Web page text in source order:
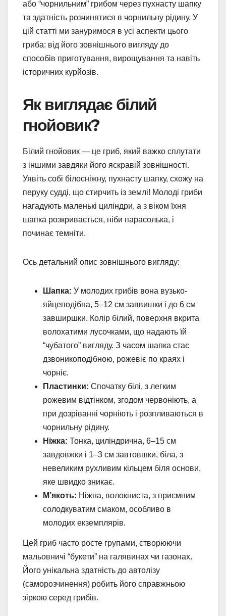
або “чорнильним” грибом через пухнасту шапку
та здатність розчинятися в чорнильну рідину. У
цій статті ми зануримося в усі аспекти цього
гриба: від його зовнішнього вигляду до
способів приготування, вирощування та навіть
історичних курйозів.
Як виглядає білий
гнойовик?
Білий гнойовик — це гриб, який важко сплутати
з іншими завдяки його яскравій зовнішності.
Уявіть собі білосніжну, пухнасту шапку, схожу на
перуку судді, що стирчить із землі! Молоді гриби
нагадують маленькі циліндри, а з віком їхня
шапка розкривається, ніби парасолька, і
починає темніти.
Ось детальний опис зовнішнього вигляду:
Шапка: У молодих грибів вона вузько-
яйцеподібна, 5–12 см заввишки і до 6 см
завширшки. Колір білий, поверхня вкрита
волохатими лусочками, що надають їй
“чубатого” вигляду. З часом шапка стає
дзвоникоподібною, рожевіє по краях і
чорніє.
Пластинки: Спочатку білі, з легким
рожевим відтінком, згодом червоніють, а
при дозріванні чорніють і розпливаються в
чорнильну рідину.
Ніжка: Тонка, циліндрична, 6–15 см
завдовжки і 1–3 см завтовшки, біла, з
невеликим рухливим кільцем біля основи,
яке швидко зникає.
М’якоть: Ніжна, волокниста, з приємним
солодкуватим смаком, особливо в
молодих екземплярів.
Цей гриб часто росте групами, створюючи
мальовничі “букети” на галявинах чи газонах.
Його унікальна здатність до автолізу
(саморозчинення) робить його справжньою
зіркою серед грибів.